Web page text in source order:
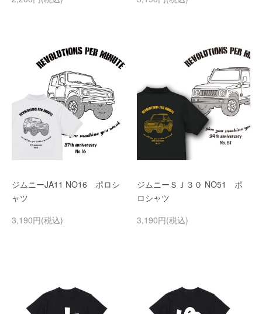
ジムニーJA11 NO16 ポロシ
ャツ
3,190円(税込)
ジムニーＳＪ３０ NO51 ポ
ロシャツ
3,190円(税込)